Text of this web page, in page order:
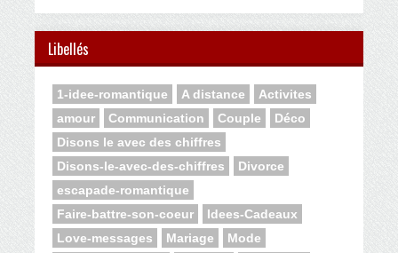
Libellés
1-idee-romantique A distance
Activites
amour
Communication Couple
Déco
Disons le avec des chiffres
Disons-le-avec-des-chiffres
Divorce
escapade-romantique
Faire-battre-son-coeur
Idees-Cadeaux
Love-messages
Mariage
Mode